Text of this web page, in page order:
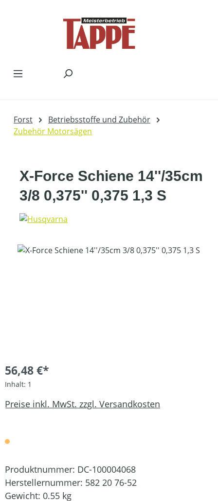
Forst
Betriebsstoffe und Zubehör
Zubehör Motorsägen
X-Force Schiene 14''/35cm
3/8 0,375'' 0,375 1,3 S
Bildergalerie überspringen
56,48 €*
Inhalt: 1
Preise inkl. MwSt. zzgl. Versandkosten
Produktnummer: DC-100004068
Herstellernummer: 582 20 76-52
Gewicht: 0.55 kg